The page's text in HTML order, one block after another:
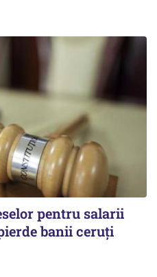
pentru salarii
banii ceruți